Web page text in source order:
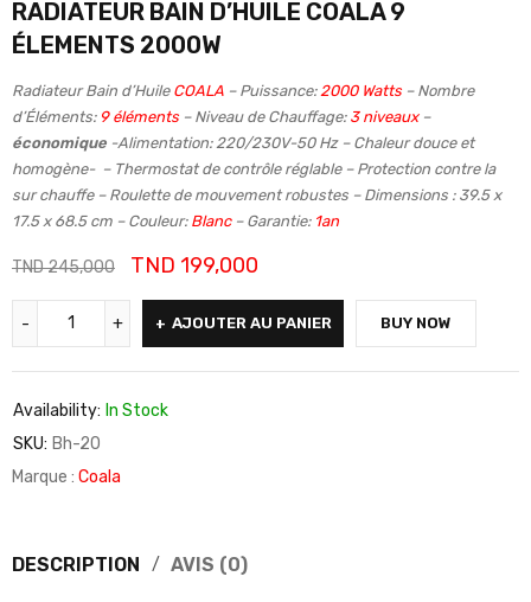
RADIATEUR BAIN D’HUILE COALA 9
ÉLEMENTS 2000W
Radiateur Bain d’Huile COALA – Puissance:2000 Watts – Nombre
d’Éléments: 9 éléments – Niveau de Chauffage: 3 niveaux–
économique -Alimentation: 220/230V-50 Hz – Chaleur douce et
homogène- – Thermostat de contrôle réglable – Protection contre la
sur chauffe – Roulette de mouvement robustes – Dimensions : 39.5 x
17.5 x 68.5 cm – Couleur:Blanc– Garantie: 1an
TND245,000 TND 199,000
AJOUTER AU PANIER BUY NOW
Availability: In Stock
SKU: Bh-20
Marque : Coala
DESCRIPTION AVIS (0)